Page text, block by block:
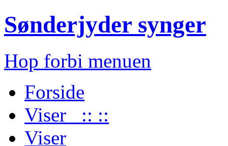
Sønderjyder synger
Hop forbi menuen
Forside
Viser :: ::
Viser